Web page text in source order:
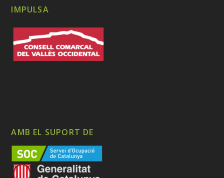
IMPULSA
AMB EL SUPORT DE